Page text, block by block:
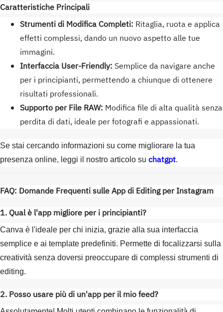
Caratteristiche Principali
Strumenti di Modifica Completi: Ritaglia, ruota e applica
effetti complessi, dando un nuovo aspetto alle tue
immagini.
Interfaccia User-Friendly: Semplice da navigare anche
per i principianti, permettendo a chiunque di ottenere
risultati professionali.
Supporto per File RAW: Modifica file di alta qualità senza
perdita di dati, ideale per fotografi e appassionati.
Se stai cercando informazioni su come migliorare la tua
presenza online, leggi il nostro articolo su chatgpt.
FAQ: Domande Frequenti sulle App di Editing per Instagram
1. Qual è l'app migliore per i principianti?
Canva è l'ideale per chi inizia, grazie alla sua interfaccia
semplice e ai template predefiniti. Permette di focalizzarsi sulla
creatività senza doversi preoccupare di complessi strumenti di
editing.
2. Posso usare più di un'app per il mio feed?